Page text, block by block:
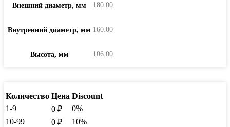
Внешний диаметр, мм 180.00
Внутренний диаметр, мм 160.00
Высота, мм 106.00
Количество Цена Discount
1-9
0 ₽
0%
10-99
0 ₽
10%